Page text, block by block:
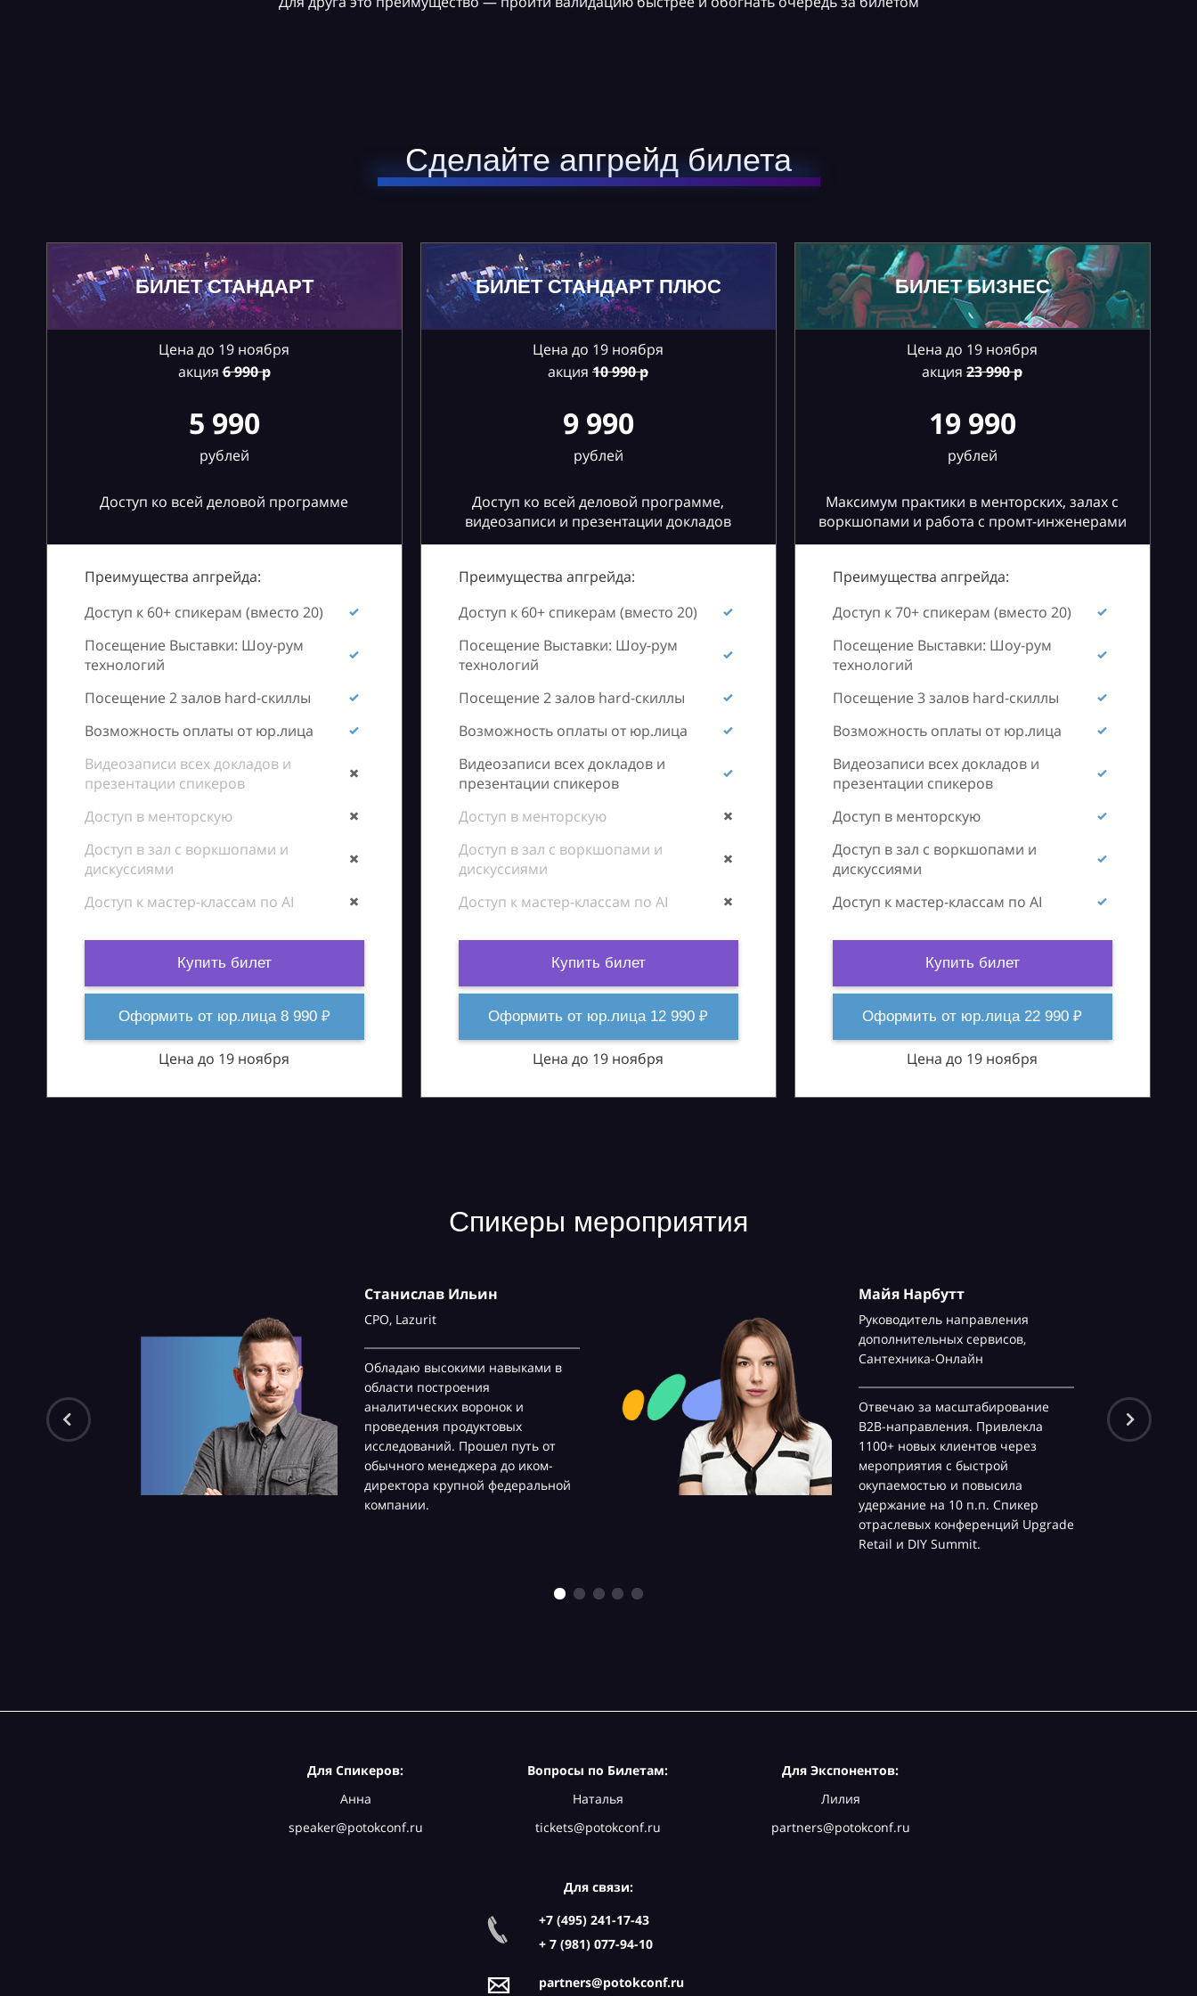
Сделайте апгрейд билета
БИЛЕТ СТАНДАРТ
Цена до 19 ноября
акция 6990 р
5 990
рублей
Доступ ко всей деловой программе
Преимущества апгрейда:
Доступ к 60+ спикерам (вместо 20)
Посещение Выставки: Шоу-рум
технологий
Посещение 2 залов hard-скиллы
Возможность оплаты от юр.лица
Видеозаписи всех докладов и
презентации спикеров
Доступ в менторскую
Доступ в зал с воркшопами и
дискуссиями
Доступ к мастер-классам по AI
Купить билет
Оформить от юр.лица 8 990 ₽
Цена до 19 ноября
БИЛЕТ СТАНДАРТ ПЛЮС
Цена до 19 ноября
акция 10990 р
9 990
рублей
Доступ ко всей деловой программе,
видеозаписи и презентации докладов
Преимущества апгрейда:
Доступ к 60+ спикерам (вместо 20)
Посещение Выставки: Шоу-рум
технологий
Посещение 2 залов hard-скиллы
Возможность оплаты от юр.лица
Видеозаписи всех докладов и
презентации спикеров
Доступ в менторскую
Доступ в зал с воркшопами и
дискуссиями
Доступ к мастер-классам по AI
Купить билет
Оформить от юр.лица 12 990 ₽
Цена до 19 ноября
БИЛЕТ БИЗНЕС
Цена до 19 ноября
акция 23990 р
19 990
рублей
Максимум практики в менторских, залах с
воркшопами и работа с промт-инженерами
Преимущества апгрейда:
Доступ к 70+ спикерам (вместо 20)
Посещение Выставки: Шоу-рум
технологий
Посещение 3 залов hard-скиллы
Возможность оплаты от юр.лица
Видеозаписи всех докладов и
презентации спикеров
Доступ в менторскую
Доступ в зал с воркшопами и
дискуссиями
Доступ к мастер-классам по AI
Купить билет
Оформить от юр.лица 22 990 ₽
Цена до 19 ноября
Спикеры мероприятия
Станислав Ильин
CPO, Lazurit
Обладаю высокими навыками в
области построения
аналитических воронок и
проведения продуктовых
исследований. Прошел путь от
обычного менеджера до иком-
директора крупной федеральной
компании.
Майя Нарбутт
Руководитель направления
дополнительных сервисов,
Сантехника-Онлайн
Отвечаю за масштабирование
B2B-направления. Привлекла
1100+ новых клиентов через
мероприятия с быстрой
окупаемостью и повысила
удержание на 10 п.п. Спикер
отраслевых конференций Upgrade
Retail и DIY Summit.
Для Спикеров:
Анна
speaker@potokconf.ru
Вопросы по Билетам:
Наталья
tickets@potokconf.ru
Для Экспонентов:
Лилия
partners@potokconf.ru
Для связи:
+7 (495) 241-17-43
+ 7 (981) 077-94-10
partners@potokconf.ru